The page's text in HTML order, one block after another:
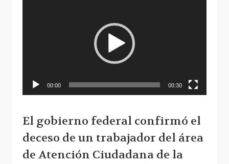
00:00 00:30
El gobierno federal confirmó el
deceso de un trabajador del área
de Atención Ciudadana de la